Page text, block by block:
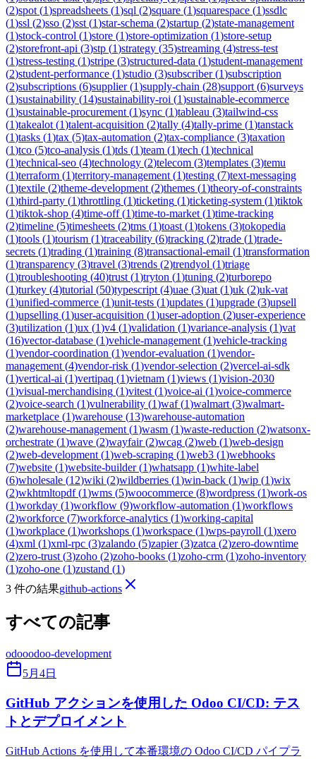
(2)spot (1)spreadsheets (1)sql (2)square (1)squarespace (1)ssdlc
(1)ssl (2)sso (2)sst (1)star-schema (2)startup (2)state-management
(1)stock-control (1)store (1)store-optimization (1)store-setup
(2)storefront-api (3)stp (1)strategy (35)streaming (4)stress-test
(1)stress-testing (1)stripe (3)structured-data (1)student-management
(2)student-performance (1)studio (3)subscriber(1)subscription
(2)subscriptions (6)supplier(1)supply-chain (28)support (6)surveys
(1)sustainability (14)sustainability-roi (1)sustainable-ecommerce
(1)sustainable-procurement (1)sync (1)tableau (3)tailwind-css
(1)takealot (1)talent-acquisition (2)tally (4)tally-prime (1)tanstack
(1)tasks (1)tax (5)tax-automation (2)tax-compliance (3)taxation
(1)tco (5)tco-analysis (1)tds (1)team (1)tech (1)technical
(1)technical-seo (4)technology (2)telecom (3)templates (3)temu
(1)terraform (1)territory-management (1)testing (7)text-messaging
(1)textile (2)theme-development (2)themes (1)theory-of-constraints
(1)third-party (1)throttling (1)ticketing (1)ticketing-system (1)tiktok
(1)tiktok-shop (4)time-off(1)time-to-market (1)time-tracking
(2)timeline (5)timesheets (2)tms (1)toast (1)tokens (3)tokopedia
(1)tools (1)tourism (1)traceability (6)tracking (2)trade (1)trade-
secrets (1)trading (1)training (8)transactional-email (1)transformation
(1)transparency (3)travel (3)trends (2)trendyol (1)triage
(1)troubleshooting (40)trust (1)tryton (1)tuning (2)turborepo
(1)turkey (4)tutorial (50)typescript (4)uae (3)uat (1)uk (2)uk-vat
(1)unified-commerce (1)unit-tests (1)updates (1)upgrade (3)upsell
(1)upselling (1)user-acquisition (1)user-adoption (2)user-experience
(3)utilization (1)ux (1)v4 (1)validation (1)variance-analysis (1)vat
(16)vector-database (1)vehicle-management (1)vehicle-tracking
(1)vendor-coordination (1)vendor-evaluation (1)vendor-
management (4)vendor-risk (1)vendor-selection (2)vercel-ai-sdk
(1)vertical-ai (1)vertipaq (1)vietnam (1)views (1)vision-2030
(1)visual-merchandising (1)vitest (1)voice-ai (1)voice-commerce
(2)voice-search (1)vulnerability (1)waf(1)walmart (3)walmart-
marketplace (1)warehouse (13)warehouse-automation
(2)warehouse-management (1)wasm (1)waste-reduction (2)watsonx-
orchestrate (1)wave (2)wayfair(2)wcag (2)web (1)web-design
(2)web-development (1)web-scraping (1)web3 (1)webhooks
(7)website (1)website-builder(1)whatsapp (1)white-label
(6)wholesale (12)wiki (2)wildberries (1)win-back (1)wip (1)wix
(2)wkhtmltopdf(1)wms (5)woocommerce (8)wordpress (1)work-os
(1)workday (1)workflow (9)workflow-automation (1)workflows
(2)workforce (7)workforce-analytics (1)working-capital
(1)workplace (1)workshops (1)workspace (1)wps-payroll (1)xero
(4)xml (1)xml-rpc (3)zalando (5)zapier(3)zatca (2)zero-downtime
(2)zero-trust (3)zoho (2)zoho-books (1)zoho-crm (1)zoho-inventory
(1)zoho-one (1)zustand (1)
3 件の結果github-actions
すべての記事
odooodoo-development
5月4日
GitHub アクションを使用した Odoo CI/CD: テス
トとデプロイメント
GitHub Actions を使用して本番環境の Odoo CI/CD パイプラ